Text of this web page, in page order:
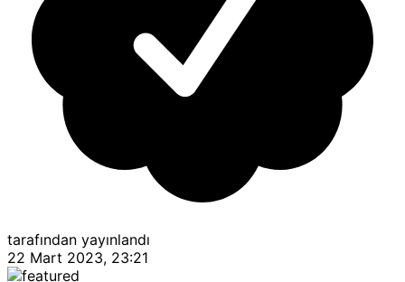
tarafından yayınlandı
22 Mart 2023, 23:21